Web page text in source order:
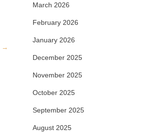
→
March 2026
February 2026
January 2026
December 2025
November 2025
October 2025
September 2025
August 2025